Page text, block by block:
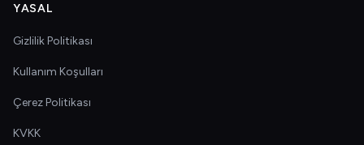
YASAL
Gizlilik Politikası
Kullanım Koşulları
Çerez Politikası
KVKK